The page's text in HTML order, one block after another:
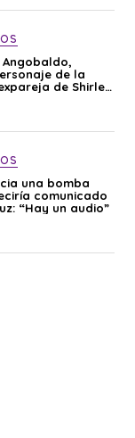
de la
de Shirley
una bomba
comunicado
“Hay un audio”